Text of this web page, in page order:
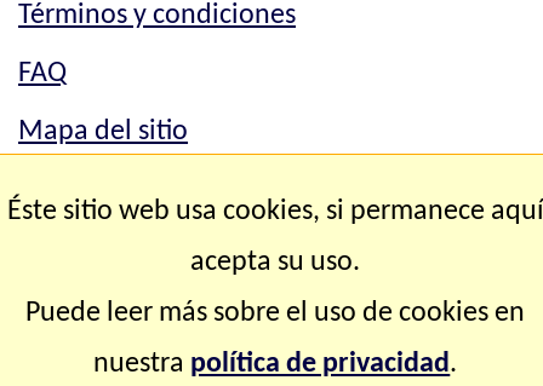
Términos y condiciones
FAQ
Mapa del sitio
Mapa del sitio
Éste sitio web usa cookies, si permanece aquí
acepta su uso.
Puede leer más sobre el uso de cookies en
nuestra política de privacidad.